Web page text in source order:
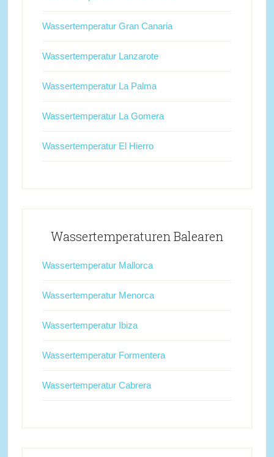
Wassertemperatur Gran Canaria
Wassertemperatur Lanzarote
Wassertemperatur La Palma
Wassertemperatur La Gomera
Wassertemperatur El Hierro
Wassertemperaturen Balearen
Wassertemperatur Mallorca
Wassertemperatur Menorca
Wassertemperatur Ibiza
Wassertemperatur Formentera
Wassertemperatur Cabrera